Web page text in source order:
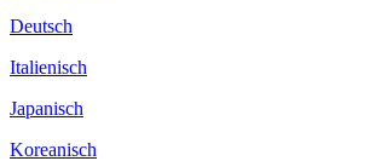
Deutsch
Italienisch
Japanisch
Koreanisch